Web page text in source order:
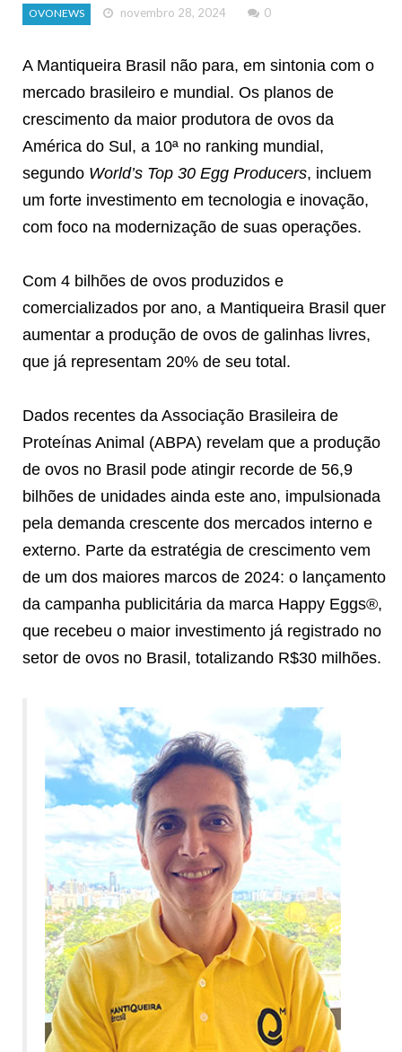
OVONEWS novembro 28, 2024 0
A Mantiqueira Brasil não para, em sintonia com o
mercado brasileiro e mundial. Os planos de
crescimento da maior produtora de ovos da
América do Sul, a 10ª no ranking mundial,
segundo World’s Top 30 Egg Producers, incluem
um forte investimento em tecnologia e inovação,
com foco na modernização de suas operações.
Com 4 bilhões de ovos produzidos e
comercializados por ano, a Mantiqueira Brasil quer
aumentar a produção de ovos de galinhas livres,
que já representam 20% de seu total.
Dados recentes da Associação Brasileira de
Proteínas Animal (ABPA) revelam que a produção
de ovos no Brasil pode atingir recorde de 56,9
bilhões de unidades ainda este ano, impulsionada
pela demanda crescente dos mercados interno e
externo. Parte da estratégia de crescimento vem
de um dos maiores marcos de 2024: o lançamento
da campanha publicitária da marca Happy Eggs®,
que recebeu o maior investimento já registrado no
setor de ovos no Brasil, totalizando R$30 milhões.